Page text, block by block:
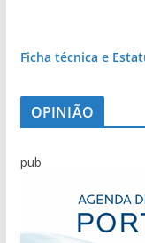
Ficha técnica e
OPINIÃO
pub